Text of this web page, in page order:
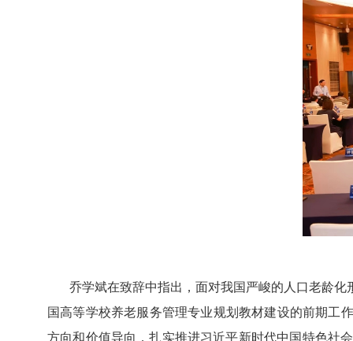
乔学斌在致辞中指出，面对我国严峻的人口老龄
国高等学校养老服务管理专业规划教材建设的前期工
方向和价值导向，扎实推进习近平新时代中国特色社